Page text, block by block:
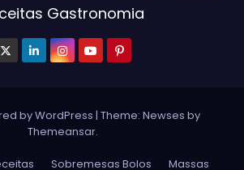
Gastronomia
by WordPress | Theme: Newses by
Themeansar.
Sobremesas Bolos Massas